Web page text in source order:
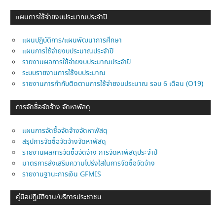
แผนการใช้จ่ายงบประมาณประจำปี
แผนปฎิบัติการ/แผนพัฒนาการศึกษา
แผนการใช้จ่ายงบประมาณประจำปี
รายงานผลการใช้จ่ายงบประมาณประจำปี
ระบบรายงานการใช้งบประมาณ
รายงานการกำกับติดตามการใช้จ่ายงบประมาณ รอบ 6 เดือน (O19)
การจัดซื้อจัดจ้าง จัดหาพัสดุ
แผนการจัดซื้อจัดจ้างจัดหาพัสดุ
สรุปการจัดซื้อจัดจ้างจัดหาพัสดุ
รายงานผลการจัดซื้อจัดจ้าง การจัดหาพัสดุประจำปี
มาตรการส่งเสริมความโปร่งใสในการจัดซื้อจัดจ้าง
รายงานฐานะการเงิน GFMIS
คู่มือปฏิบัติงาน/บริการประชาชน